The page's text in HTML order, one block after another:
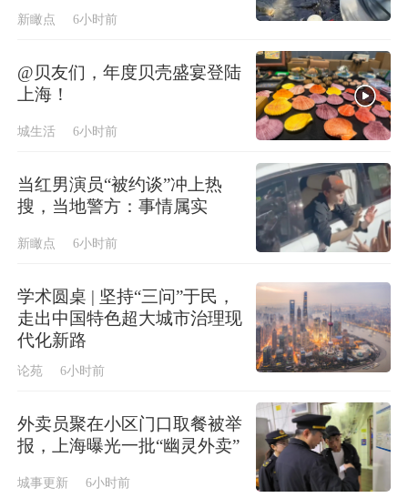
新瞰点 6小时前
@贝友们，年度贝壳盛宴登陆
上海！
城生活 6小时前
当红男演员“被约谈”冲上热
搜，当地警方：事情属实
新瞰点 6小时前
学术圆桌 | 坚持“三问”于民，
走出中国特色超大城市治理现
代化新路
论苑 6小时前
外卖员聚在小区门口取餐被举
报，上海曝光一批“幽灵外卖”
城事更新 6小时前